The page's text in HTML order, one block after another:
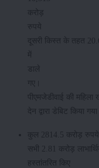
करोड़
रुपये
दूसरी किस्त के तहत
में
डाले
गए।
पीएमजेडीवाई की
देन द्वारा डेबिट किया
कुल 2814.5 करोड़ रुपये
सभी 2.81 करोड़
हस्तांतरित किए